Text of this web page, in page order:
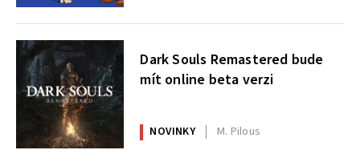
Dark Souls Remastered bude
mít online beta verzi
NOVINKY M. Pilous